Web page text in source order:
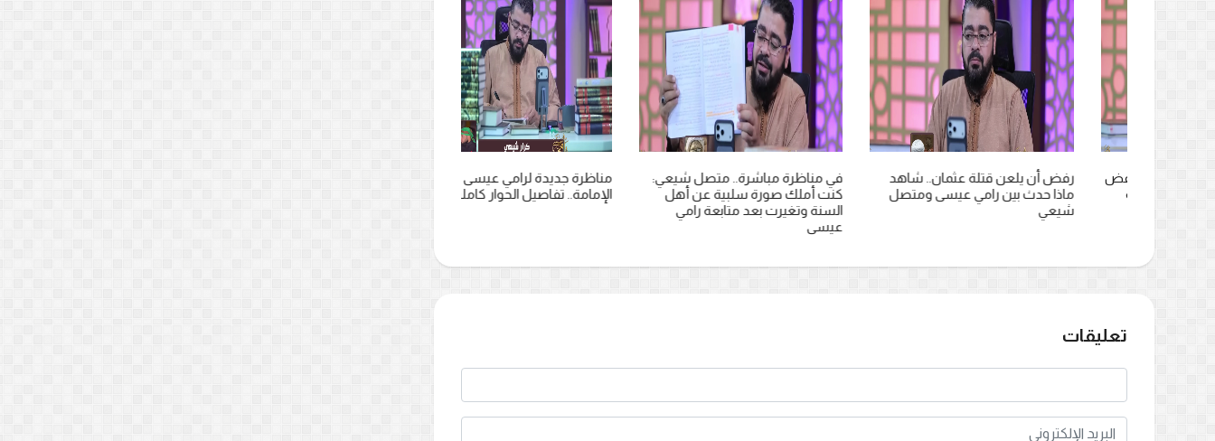
رفض أن يلعن قتلة عثمان.. شاهد
ماذا حدث بين رامي عيسى ومتصل
في مناظرة مباشرة.. متصل شيعي:
كنت أملك صورة سلبية عن أهل
السنة وتغيرت بعد متابعة رامي
مناظرة جديدة لرامي عيسى حول
الإمامة.. تفاصيل الحوار كاملة (فيديو)
تعليقات